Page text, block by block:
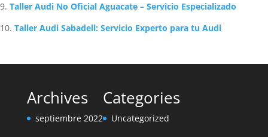
Taller Audi No Oficial Aguacate – Servicio Especializado
Taller Audi Sabadell: Servicio Experto para tu Audi
Archives
septiembre 2022
Categories
Uncategorized